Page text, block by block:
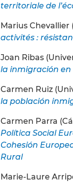
territoriale de
Marius Chevallier
activités :
Joan Ribas
la inmigración en
Carmen Ruiz
la población
Carmen Parra
Política Social
Cohesión
Rural
Marie-Laure